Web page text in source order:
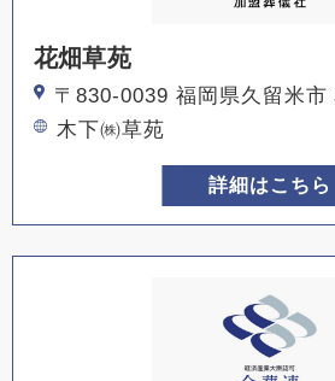
花畑草苑
〒830-0039 福岡県久留米市
木下㈱草苑
詳細はこちら